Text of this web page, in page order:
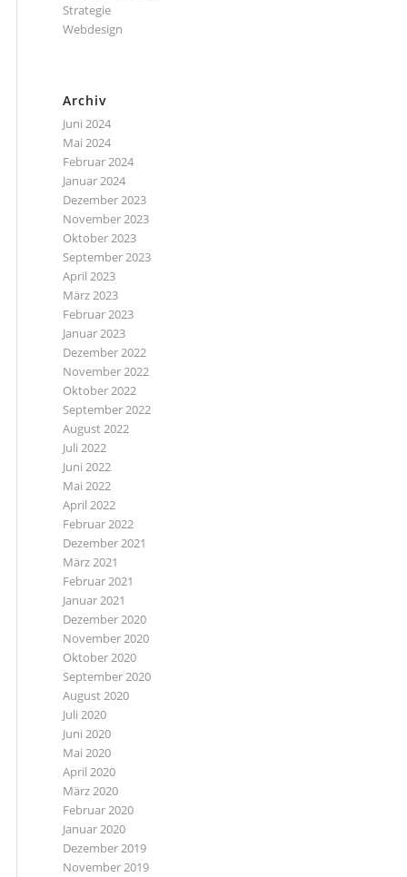
Strategie
Webdesign
Archiv
Juni 2024
Mai 2024
Februar 2024
Januar 2024
Dezember 2023
November 2023
Oktober 2023
September 2023
April 2023
März 2023
Februar 2023
Januar 2023
Dezember 2022
November 2022
Oktober 2022
September 2022
August 2022
Juli 2022
Juni 2022
Mai 2022
April 2022
Februar 2022
Dezember 2021
März 2021
Februar 2021
Januar 2021
Dezember 2020
November 2020
Oktober 2020
September 2020
August 2020
Juli 2020
Juni 2020
Mai 2020
April 2020
März 2020
Februar 2020
Januar 2020
Dezember 2019
November 2019